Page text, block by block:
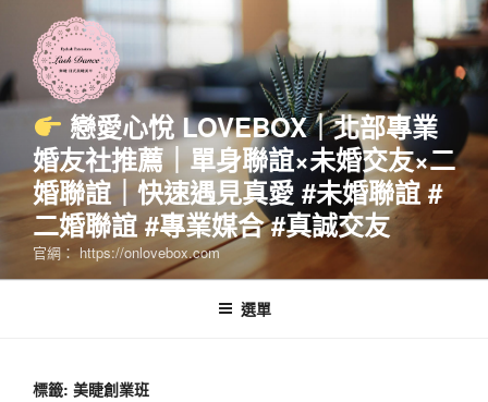
要
戀愛心悅 LOVEBOX｜北部專業
婚友社推薦｜單身聯誼×未婚交友×二
婚聯誼｜快速遇見真愛 #未婚聯誼 #
二婚聯誼 #專業媒合 #真誠交友
官網： https://onlovebox.com
選單
標籤: 美睫創業班